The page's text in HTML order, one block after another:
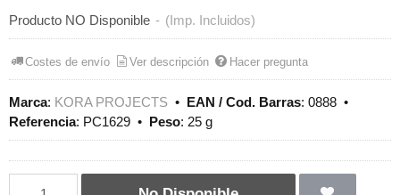
Producto NO Disponible - (Imp. Incluidos)
Costes de envío Ver descripción Hacer pregunta
Marca: KORA PROJECTS • EAN / Cod. Barras: 0888 •
Referencia: PC1629 • Peso: 25 g